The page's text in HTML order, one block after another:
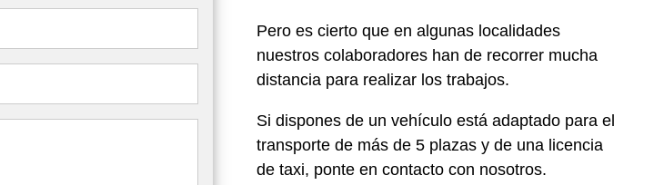
Pero es cierto que en algunas localidades
nuestros colaboradores han de recorrer mucha
distancia para realizar los trabajos.
Si dispones de un vehículo está adaptado para el
transporte de más de 5 plazas y de una licencia
de taxi, ponte en contacto con nosotros.